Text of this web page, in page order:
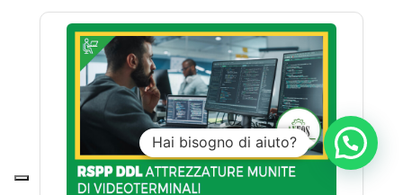
Hai bisogno di aiuto?